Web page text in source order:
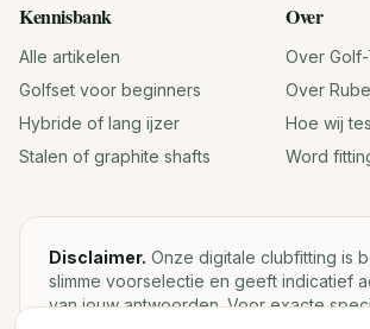
Kennisbank
Alle artikelen
Golfset voor beginners
Hybride of lang ijzer
Stalen of graphite shafts
Over
Over
Over
Hoe wij
Word
Disclaimer. Onze digitale clubfitting is
slimme voorselectie en geeft indicatief
van jouw antwoorden. Voor exacte